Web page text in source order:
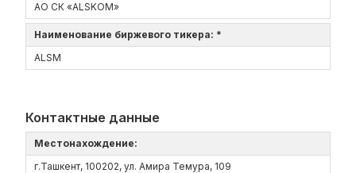
АО СК «ALSKOM»
Наименование биржевого тикера: *
ALSM
Контактные данные
Местонахождение:
г.Ташкент, 100202, ул. Амира Темура, 109